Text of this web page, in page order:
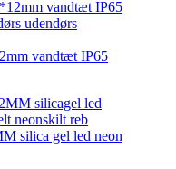
vandtæt IP65
silica gel led neon